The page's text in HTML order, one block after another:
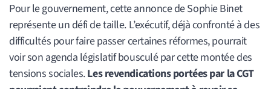
Pour le gouvernement, cette annonce de Sophie Binet
représente un défi de taille. L’exécutif, déjà confronté à des
difficultés pour faire passer certaines réformes, pourrait
voir son agenda législatif bousculé par cette montée des
tensions sociales.Les revendications portées par la CGT